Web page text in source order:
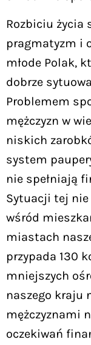
Rozbiciu życia
pragmatyzm i
młode Polak,
dobrze
Problemem
mężczyzn w
niskich
system
nie spełniają
Sytuacji tej
wśród
miastach
przypada 130
mniejszych
naszego kraju
mężczyznami
oczekiwań